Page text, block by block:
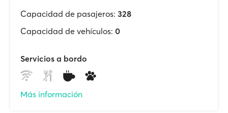
Capacidad de pasajeros: 328
Capacidad de vehículos: 0
Servicios a bordo
Más información